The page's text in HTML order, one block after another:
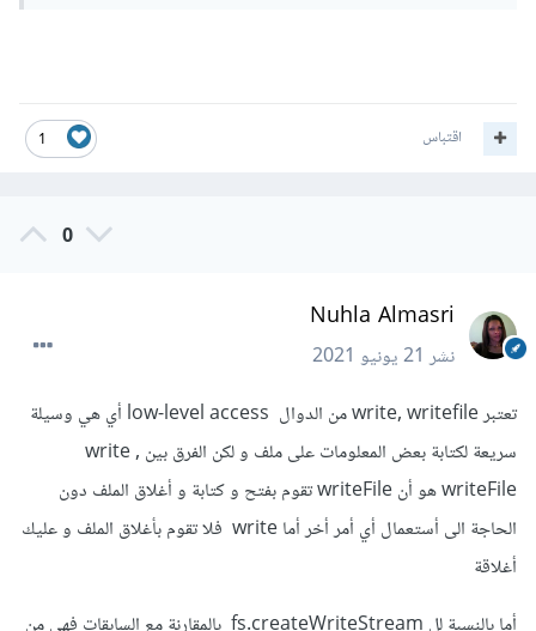
1 اقتباس
0
Nuhla Almasri
نشر21 يونيو 2021
تعتبر write, writefile من الدوال low-level access أي هي وسيلة
سريعة لكتابة بعض المعلومات على ملف و لكن الفرق بين write ,
writeFile هو أن writeFile تقوم بفتح و كتابة و أغلاق الملف دون
الحاجة الى أستعمال أي أمر أخر أما write فلا تقوم بأغلاق الملف و عليك
أغلاقة